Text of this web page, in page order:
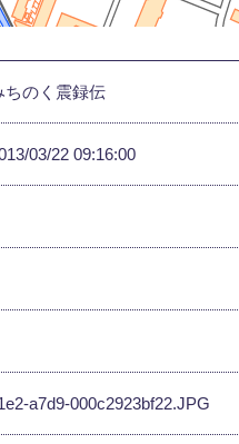
ちのく震録伝
03/22 09:16:00
a7d9-000c2923bf22.JPG